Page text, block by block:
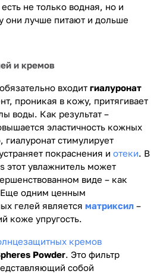
не только водная, но и
они лучше питают и дольше
и кремов
входит гиалуронат
проникая в кожу, притягивает
воды. Как результат –
эластичность кожных
стимулирует
покраснения и отеки. В
этот увлажнитель может
виде – как
одним ценным
гелей является матриксил –
коже упругость.
кремов
Powder. Это фильтр
собой